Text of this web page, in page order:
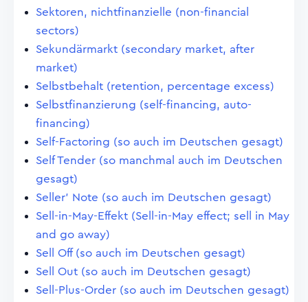
Sektoren, nichtfinanzielle (non-financial
sectors)
Sekundärmarkt (secondary market, after
market)
Selbstbehalt (retention, percentage excess)
Selbstfinanzierung (self-financing, auto-
financing)
Self-Factoring (so auch im Deutschen gesagt)
Self Tender (so manchmal auch im Deutschen
gesagt)
Seller' Note (so auch im Deutschen gesagt)
Sell-in-May-Effekt (Sell-in-May effect; sell in May
and go away)
Sell Off (so auch im Deutschen gesagt)
Sell Out (so auch im Deutschen gesagt)
Sell-Plus-Order (so auch im Deutschen gesagt)